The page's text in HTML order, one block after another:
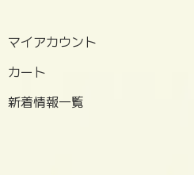
マイアカウント
カート
新着情報一覧